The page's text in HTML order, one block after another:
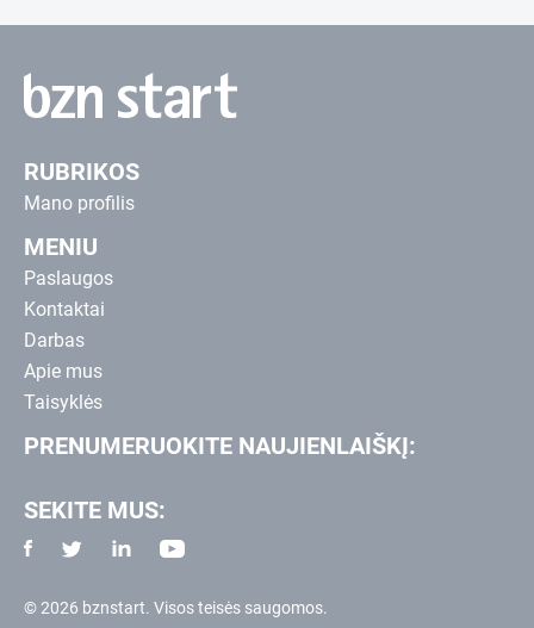
RUBRIKOS
Mano profilis
MENIU
Paslaugos
Kontaktai
Darbas
Apie mus
Taisyklės
PRENUMERUOKITE NAUJIENLAIŠKĮ:
SEKITE MUS:
© 2026 bznstart. Visos teisės saugomos.